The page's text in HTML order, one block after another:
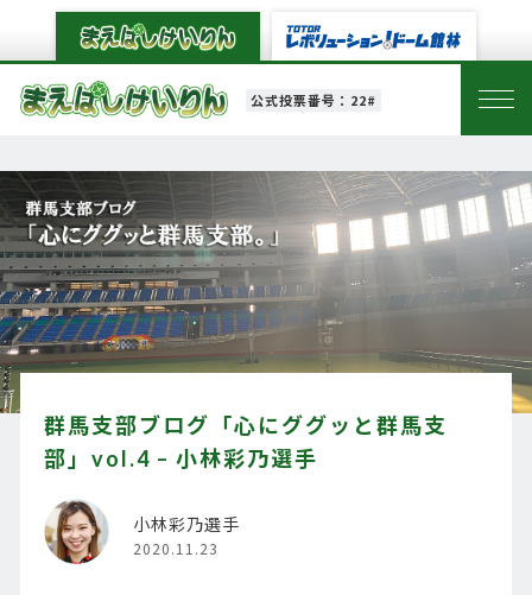
公式投票番号：22#
群馬支部ブログ「心にググッと群馬支
部」vol.4 – 小林彩乃選手
小林彩乃選手
2020.11.23